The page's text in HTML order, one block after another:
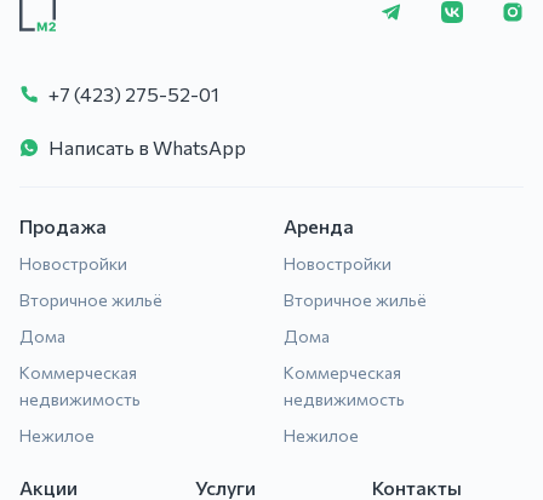
+7 (423) 275-
+7 (423) 275-52-01
Написать в WhatsApp
Продажа
Новостройки
Вторичное жильё
Дома
Коммерческая
недвижимость
Нежилое
Аренда
Новостройки
Вторичное жильё
Дома
Коммерческая
недвижимость
Нежилое
Акции Услуги Контакты